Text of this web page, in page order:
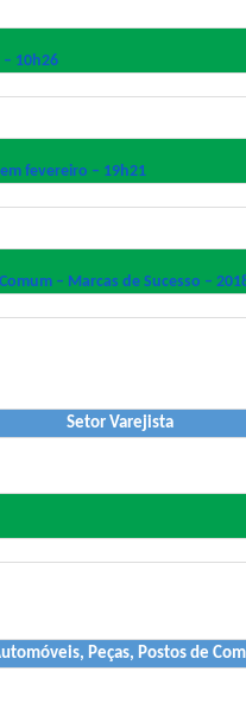
10h26
fevereiro – 19h21
– Marcas de Sucesso –
Setor Varejista
Peças, Postos de